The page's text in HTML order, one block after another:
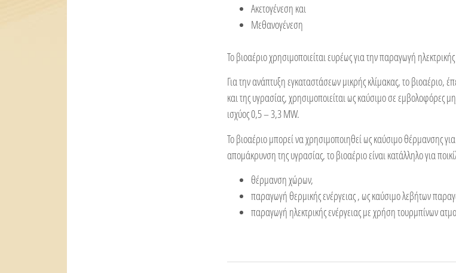
Ακετογένεση και
Μεθανογένεση
Το βιοαέριο χρησιμοποιείται ευρέως για την παραγωγή ηλεκτρικής
Για την ανάπτυξη εγκαταστάσεων μικρής κλίμακας, το
και της υγρασίας, χρησιμοποιείται ως καύσιμο σε εμβολοφόρες
ισχύος 0,5 – 3,3 MW.
Το βιοαέριο μπορεί να χρησιμοποιηθεί ως καύσιμο θέρμανσης
απομάκρυνση της υγρασίας, το βιοαέριο είναι κατάλληλο για
θέρμανση χώρων,
παραγωγή θερμικής ενέργειας , ως καύσιμο λεβήτων
παραγωγή ηλεκτρικής ενέργειας με χρήση τουρμπίνων